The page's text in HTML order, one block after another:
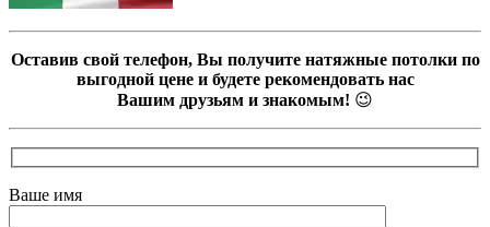
Оставив свой телефон, Вы получите натяжные потолки по
выгодной цене и будете рекомендовать нас
Вашим друзьям и знакомым! 😉
Ваше имя